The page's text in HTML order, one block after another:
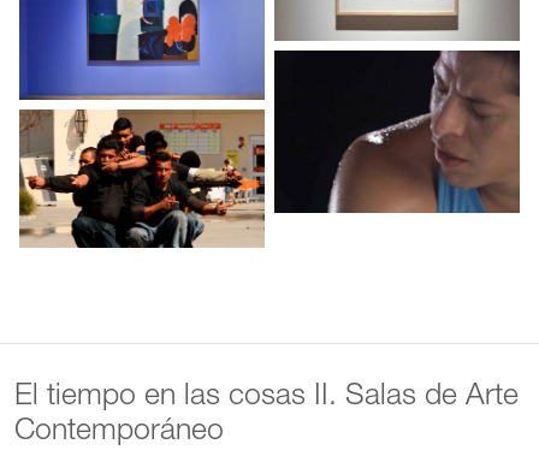
El tiempo en las cosas II. Salas de Arte
Contemporáneo